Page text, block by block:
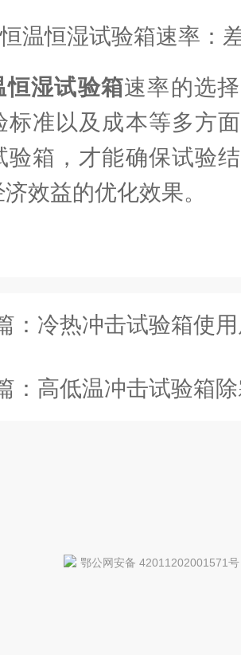
恒湿试验箱速率的选
标准以及成本等多方
验箱，才能确保试验
效益的优化效果。
： 冷热冲击试验箱使用原则大
： 高低温冲击试验箱
鄂公网安备 42011202001571号